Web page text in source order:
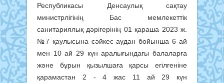
Республикасы Денсаулық сақтау
министрлігінің Бас мемлекеттік
санитариялық дәрігерінің 01 қараша 2023 ж.
№7 қаулысына сәйкес аудан бойынша 6 ай
мен 10 ай 29 күн аралығындағы балаларға
және бұрын қызылшаға қарсы егілгеніне
қарамастан 2 - 4 жас 11 ай 29 күн